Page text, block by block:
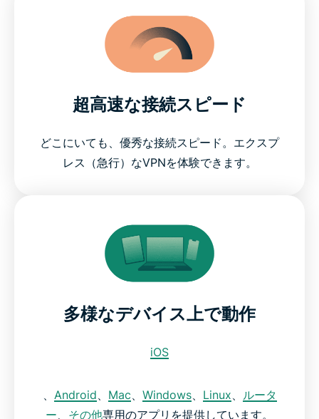
超高速な接続スピード
どこにいても、優秀な接続スピード。エクスプ
レス（急行）なVPNを体験できます。
多様なデバイス上で動作
iOS
、 Android、 Mac、 Windows、 Linux、 ルータ
ー、 その他専用のアプリを提供しています。